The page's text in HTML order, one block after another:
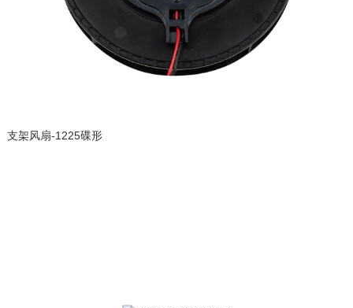
支架风扇-1225碟形